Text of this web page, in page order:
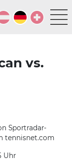
vs.
Sportradar-
tennisnet.com
Uhr